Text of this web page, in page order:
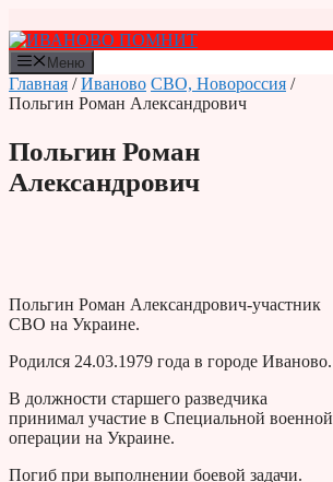
к
содержимому
Меню
Главная /Иваново СВО, Новороссия /
Польгин Роман Александрович
Польгин Роман
Александрович
Польгин Роман Александрович-участник
СВО на Украине.
Родился 24.03.1979 года в городе Иваново.
В должности старшего разведчика
принимал участие в Специальной военной
операции на Украине.
Погиб при выполнении боевой задачи.